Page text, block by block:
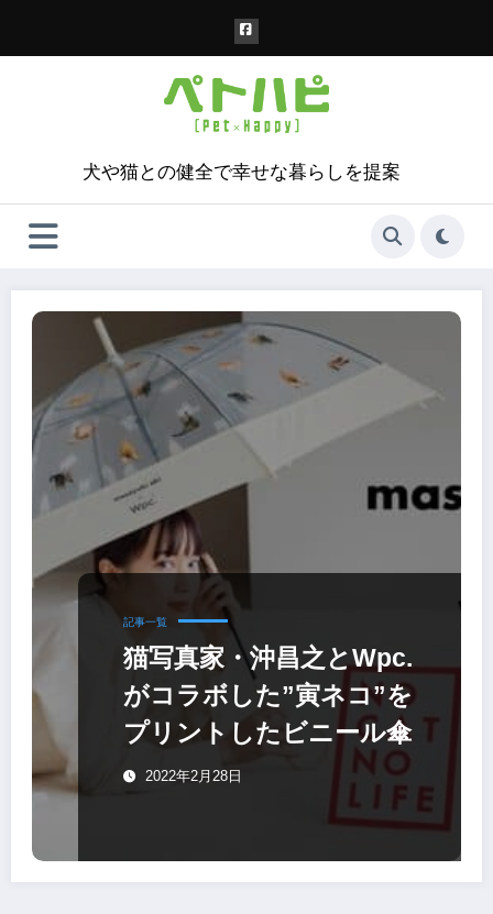
犬や猫との健全で幸せな暮らしを提案
記事一覧
猫写真家・沖昌之とWpc.
がコラボした”寅ネコ”を
プリントしたビニール傘
2022年2月28日